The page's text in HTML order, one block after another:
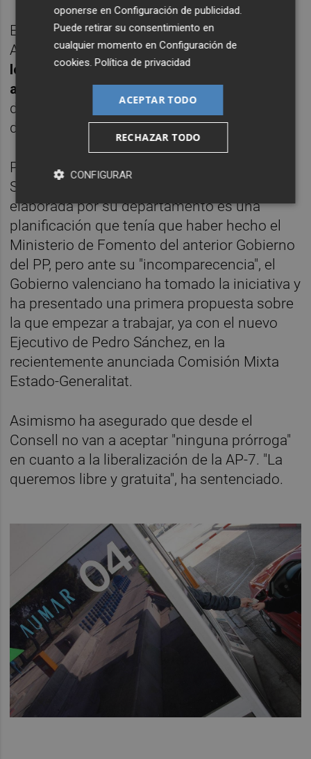
En cuanto al coste de mantenimiento de la
AP-7, el director general de Obras Públicas,
lo ha cifrado en unos 40 millones de euros
al año
, un presupuesto que cree que "no
desequilibrará los Presupuestos Generales
del Estado".
Por su parte, la consellera Maria José
Salvador ha explicado que esta propuesta
elaborada por su departamento es una
planificación que tenía que haber hecho el
Ministerio de Fomento del anterior Gobierno
del PP, pero ante su "incomparecencia", el
Gobierno valenciano ha tomado la iniciativa y
ha presentado una primera propuesta sobre
la que empezar a trabajar, ya con el nuevo
Ejecutivo de Pedro Sánchez, en la
recientemente anunciada Comisión Mixta
Estado-Generalitat.
Asimismo ha asegurado que desde el
Consell no van a aceptar "ninguna prórroga"
en cuanto a la liberalización de la AP-7. "La
queremos libre y gratuita", ha sentenciado.
oponerse enConfiguración de publicidad.
Puede retirar su consentimiento en
cualquier momento enConfiguración de
cookies.Política de privacidad
ACEPTAR TODO
RECHAZAR TODO
CONFIGURAR